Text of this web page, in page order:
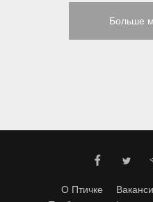
Больше
О Птичке